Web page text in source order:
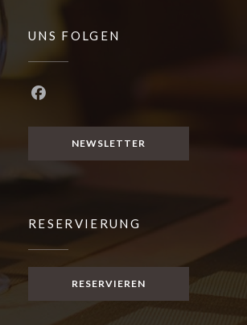
UNS FOLGEN
NEWSLETTER
RESERVIERUNG
RESERVIEREN